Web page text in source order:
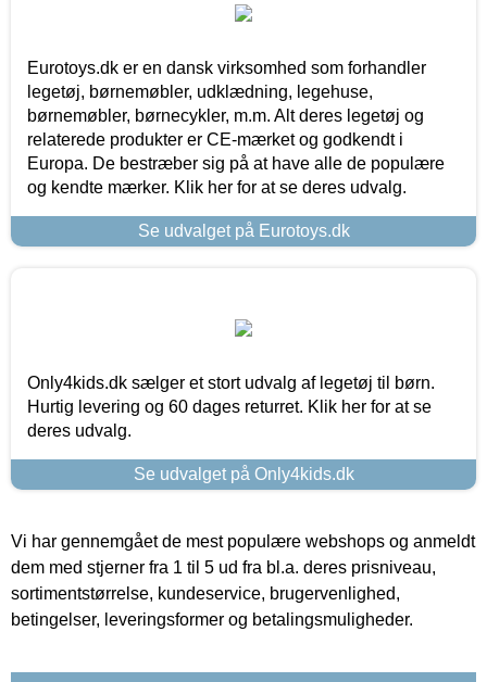
Eurotoys.dk er en dansk virksomhed som forhandler
legetøj, børnemøbler, udklædning, legehuse,
børnemøbler, børnecykler, m.m. Alt deres legetøj og
relaterede produkter er CE-mærket og godkendt i
Europa. De bestræber sig på at have alle de populære
og kendte mærker. Klik her for at se deres udvalg.
Se udvalget på Eurotoys.dk
Only4kids.dk sælger et stort udvalg af legetøj til børn.
Hurtig levering og 60 dages returret. Klik her for at se
deres udvalg.
Se udvalget på Only4kids.dk
Vi har gennemgået de mest populære webshops og anmeldt
dem med stjerner fra 1 til 5 ud fra bl.a. deres prisniveau,
sortimentstørrelse, kundeservice, brugervenlighed,
betingelser, leveringsformer og betalingsmuligheder.